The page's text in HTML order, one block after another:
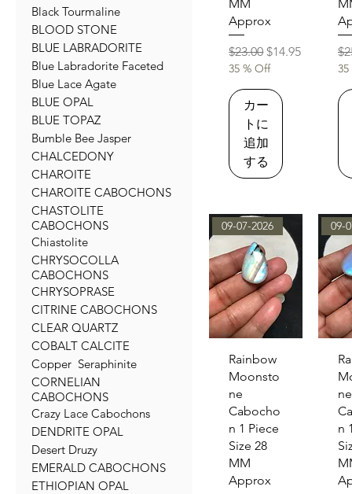
Black Tourmaline
BLOOD STONE
BLUE LABRADORITE
Blue Labradorite Faceted
Blue Lace Agate
BLUE OPAL
BLUE TOPAZ
Bumble Bee Jasper
CHALCEDONY
CHAROITE
CHAROITE CABOCHONS
CHASTOLITE
CABOCHONS
Chiastolite
CHRYSOCOLLA
CABOCHONS
CHRYSOPRASE
CITRINE CABOCHONS
CLEAR QUARTZ
COBALT CALCITE
Copper Seraphinite
CORNELIAN
CABOCHONS
Crazy Lace Cabochons
DENDRITE OPAL
Desert Druzy
EMERALD CABOCHONS
ETHIOPIAN OPAL
MM
Approx
通常価格
$23.00セール価格
$14.95
35 % Off
カー
トに
追加
する
クイックビュー
09-07-2026
Rainbow
Moonsto
ne
Cabocho
n 1 Piece
Size 28
MM
Approx
ク
09-
ne
n